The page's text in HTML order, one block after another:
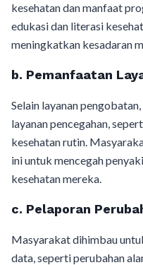
kesehatan dan manfaat
edukasi dan literasi
meningkatkan kesadaran
b. Pemanfaatan
Selain layanan
layanan pencegahan,
kesehatan rutin.
ini untuk mencegah
kesehatan mereka.
c. Pelaporan
Masyarakat dihimbau
data, seperti perubahan